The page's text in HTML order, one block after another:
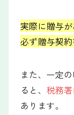
実際に贈与
必ず贈与契
また、一定
ると、税務
あります。